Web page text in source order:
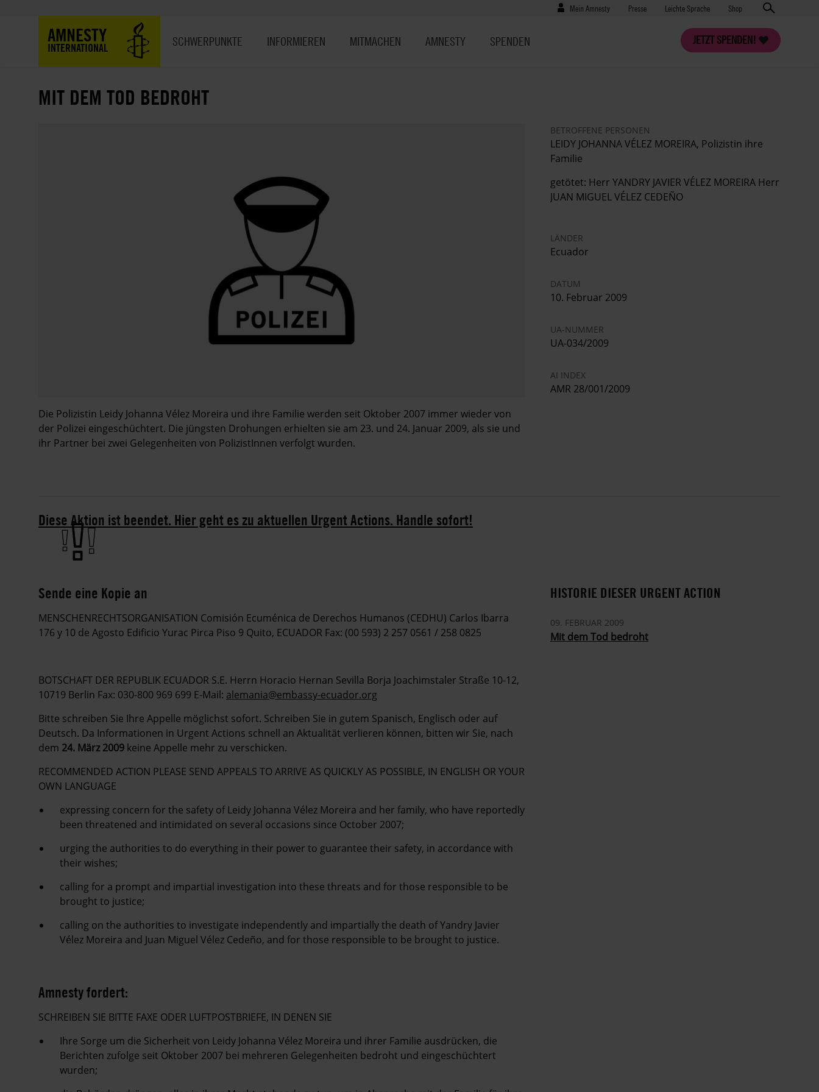
Benutzermenü
Mein Amnesty Presse
Presse Leichte Sprache Shop
AMNESTY
INTERNATIONAL
JETZT SPENDEN!
SCHWERPUNKTE INFORMIEREN MITMACHEN AMNESTY SPENDEN
MIT DEM TOD BEDROHT
Die Polizistin Leidy Johanna Vélez Moreira und ihre Familie werden seit Oktober 2007 immer wieder von
der Polizei eingeschüchtert. Die jüngsten Drohungen erhielten sie am 23. und 24. Januar 2009, als sie und
ihr Partner bei zwei Gelegenheiten von PolizistInnen verfolgt wurden.
BETROFFENE PERSONEN
LEIDY JOHANNA VÉLEZ MOREIRA, Polizistin ihre
Familie
getötet: Herr YANDRY JAVIER VÉLEZ MOREIRA Herr
JUAN MIGUEL VÉLEZ CEDEÑO
LÄNDER
Ecuador
DATUM
10. Februar 2009
UA-NUMMER
UA-034/2009
AI INDEX
AMR 28/001/2009
Diese Aktion ist beendet. Hier geht es zu aktuellen Urgent Actions. Handle sofort!
Sende eine Kopie an
MENSCHENRECHTSORGANISATION Comisión Ecuménica de Derechos Humanos (CEDHU) Carlos Ibarra
176 y 10 de Agosto Edificio Yurac Pirca Piso 9 Quito, ECUADOR Fax: (00 593) 2 257 0561 / 258 0825
BOTSCHAFT DER REPUBLIK ECUADOR S.E. Herrn Horacio Hernan Sevilla Borja Joachimstaler Straße 10-12,
10719 Berlin Fax: 030-800 969 699 E-Mail: alemania@embassy-ecuador.org
Bitte schreiben Sie Ihre Appelle möglichst sofort. Schreiben Sie in gutem Spanisch, Englisch oder auf
Deutsch. Da Informationen in Urgent Actions schnell an Aktualität verlieren können, bitten wir Sie, nach
dem 24. März 2009 keine Appelle mehr zu verschicken.
RECOMMENDED ACTION PLEASE SEND APPEALS TO ARRIVE AS QUICKLY AS POSSIBLE, IN ENGLISH OR YOUR
OWN LANGUAGE
expressing concern for the safety of Leidy Johanna Vélez Moreira and her family, who have reportedly
been threatened and intimidated on several occasions since October 2007;
urging the authorities to do everything in their power to guarantee their safety, in accordance with
their wishes;
calling for a prompt and impartial investigation into these threats and for those responsible to be
brought to justice;
calling on the authorities to investigate independently and impartially the death of Yandry Javier
Vélez Moreira and Juan Miguel Vélez Cedeño, and for those responsible to be brought to justice.
Amnesty fordert:
SCHREIBEN SIE BITTE FAXE ODER LUFTPOSTBRIEFE, IN DENEN SIE
Ihre Sorge um die Sicherheit von Leidy Johanna Vélez Moreira und ihrer Familie ausdrücken, die
Berichten zufolge seit Oktober 2007 bei mehreren Gelegenheiten bedroht und eingeschüchtert
wurden;
HISTORIE DIESER URGENT ACTION
09. FEBRUAR 2009
Mit dem Tod bedroht